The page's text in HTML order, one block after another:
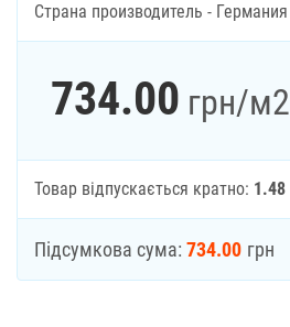
Страна производитель - Германия
734.00 грн/м2
Товар відпускається кратно: 1.48
Підсумкова сума: 734.00 грн